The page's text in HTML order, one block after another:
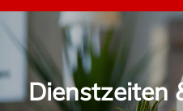
Dienstzeiten